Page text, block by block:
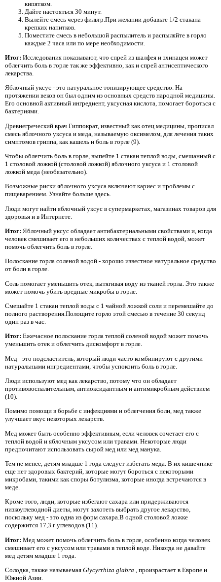
кипятком.
Дайте настояться 30 минут.
Вылейте смесь через фильтр.При желании добавьте 1/2 стакана
крепких напитков.
Поместите смесь в небольшой распылитель и распыляйте в горло
каждые 2 часа или по мере необходимости.
Итог: Исследования показывают, что спрей из шалфея и эхинацеи может
облегчить боль в горле так же эффективно, как и спрей антисептического
лекарства.
Яблочный уксус - это натуральное тонизирующее средство. На
протяжении веков он был одним из основных средств народной медицины.
Его основной активный ингредиент, уксусная кислота, помогает бороться с
бактериями.
Древнегреческий врач Гиппократ, известный как отец медицины, прописал
смесь яблочного уксуса и меда, называемую оксимелом, для лечения таких
симптомов гриппа, как кашель и боль в горле (9).
Чтобы облегчить боль в горле, выпейте 1 стакан теплой воды, смешанный с
1 столовой ложкой (столовой ложкой) яблочного уксуса и 1 столовой
ложкой меда (необязательно).
Возможные риски яблочного уксуса включают кариес и проблемы с
пищеварением. Узнайте больше здесь.
Люди могут найти яблочный уксус в супермаркетах, магазинах товаров для
здоровья и в Интернете.
Итог: Яблочный уксус обладает антибактериальными свойствами и, когда
человек смешивает его в небольших количествах с теплой водой, может
помочь облегчить боль в горле.
Полоскание горла соленой водой - хорошо известное натуральное средство
от боли в горле.
Соль помогает уменьшить отек, вытягивая воду из тканей горла. Это также
может помочь убить вредные микробы в горле.
Смешайте 1 стакан теплой воды с 1 чайной ложкой соли и перемешайте до
полного растворения.Полощите горло этой смесью в течение 30 секунд
один раз в час.
Итог: Ежечасное полоскание горла теплой соленой водой может помочь
уменьшить отек и облегчить дискомфорт в горле.
Мед - это подсластитель, который люди часто комбинируют с другими
натуральными ингредиентами, чтобы успокоить боль в горле.
Люди используют мед как лекарство, потому что он обладает
противовоспалительным, антиоксидантным и антимикробным действием
(10).
Помимо помощи в борьбе с инфекциями и облегчения боли, мед также
улучшает вкус некоторых лекарств.
Мед может быть особенно эффективным, если человек сочетает его с
теплой водой и яблочным уксусом или травами. Некоторые люди
предпочитают использовать сырой мед или мед манука.
Тем не менее, детям младше 1 года следует избегать меда. В их кишечнике
еще нет здоровых бактерий, которые могут бороться с некоторыми
микробами, такими как споры ботулизма, которые иногда встречаются в
меде.
Кроме того, люди, которые избегают сахара или придерживаются
низкоуглеводной диеты, могут захотеть выбрать другое лекарство,
поскольку мед - это одна из форм сахара.В одной столовой ложке
содержится 17,3 г углеводов (11).
Итог: Мед может помочь облегчить боль в горле, особенно когда человек
смешивает его с уксусом или травами в теплой воде. Никогда не давайте
мед детям младше 1 года.
Солодка, также называемая Glycyrrhiza glabra
, произрастает в Европе и
Южной Азии.